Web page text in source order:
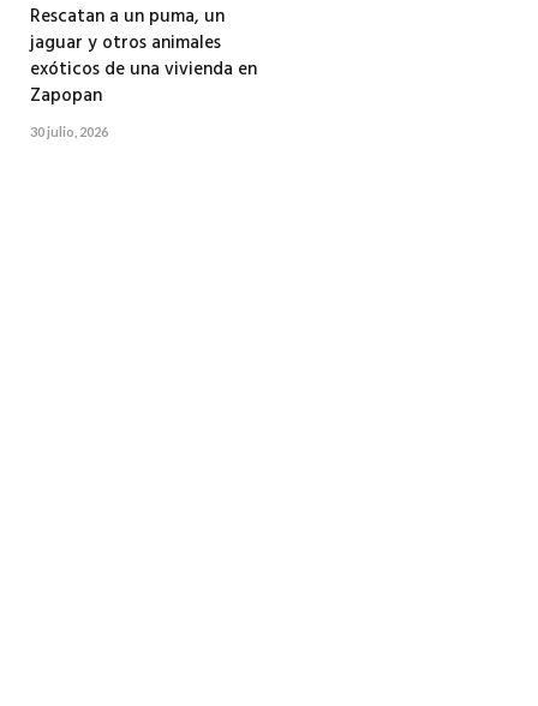
Rescatan a un puma, un
jaguar y otros animales
exóticos de una vivienda en
Zapopan
30 julio, 2026